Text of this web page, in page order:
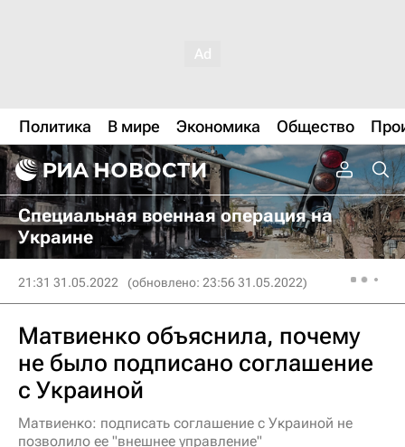
Политика В мире Экономика Общество
Специальная военная операция на
Украине
21:31 31.05.2022 (обновлено: 23:56 31.05.2022)
Матвиенко объяснила, почему
не было подписано соглашение
с Украиной
Матвиенко: подписать соглашение с Украиной не
позволило ее "внешнее управление"